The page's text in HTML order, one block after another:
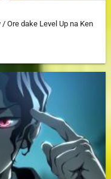
Ore dake Level Up na Ken